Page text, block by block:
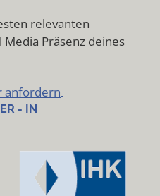
relevanten
Präsenz deines
anfordern
- IN